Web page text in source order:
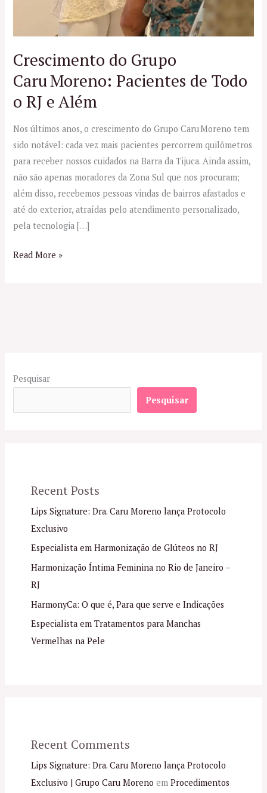
Crescimento do Grupo
Caru Moreno: Pacientes de Todo
o RJ e Além
Nos últimos anos, o crescimento do Grupo Caru Moreno tem
sido notável: cada vez mais pacientes percorrem quilômetros
para receber nossos cuidados na Barra da Tijuca. Ainda assim,
não são apenas moradores da Zona Sul que nos procuram;
além disso, recebemos pessoas vindas de bairros afastados e
até do exterior, atraídas pelo atendimento personalizado,
pela tecnologia […]
Read More »
Pesquisar
Pesquisar
Recent Posts
Lips Signature: Dra. Caru Moreno lança Protocolo
Exclusivo
Especialista em Harmonização de Glúteos no RJ
Harmonização Íntima Feminina no Rio de Janeiro –
RJ
HarmonyCa: O que é, Para que serve e Indicações
Especialista em Tratamentos para Manchas
Vermelhas na Pele
Recent Comments
Lips Signature: Dra. Caru Moreno lança Protocolo
Exclusivo | Grupo Caru Moreno em Procedimentos